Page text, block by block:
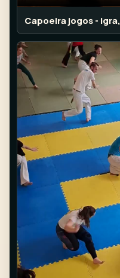
Capoeira jogos -